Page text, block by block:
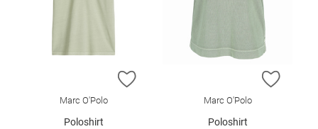
ZUR WUNSCHLISTE HINZUFÜGEN
Marc O'Polo
Poloshirt
ZUR
Marc O'Polo
Poloshirt